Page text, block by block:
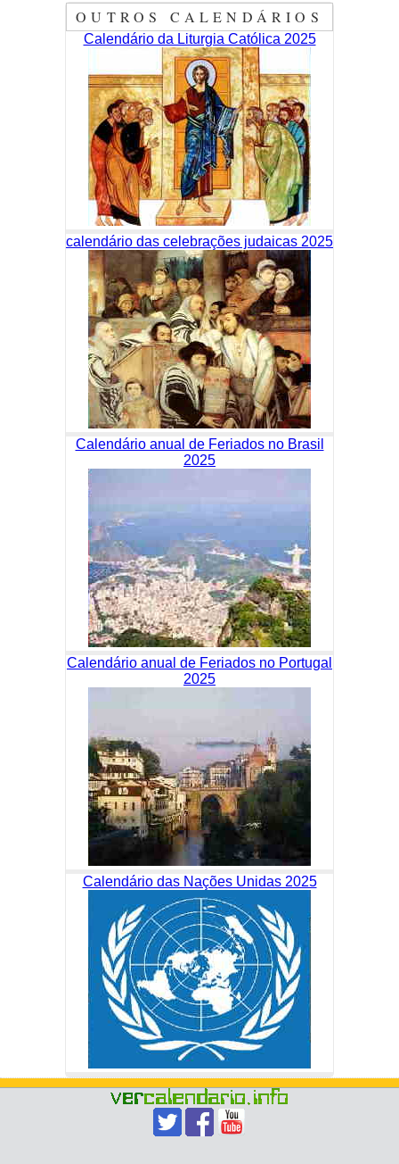
OUTROS CALENDÁRIOS
Calendário da Liturgia Católica 2025
calendário das celebrações judaicas 2025
Calendário anual de Feriados no Brasil
2025
Calendário anual de Feriados no Portugal
2025
Calendário das Nações Unidas 2025